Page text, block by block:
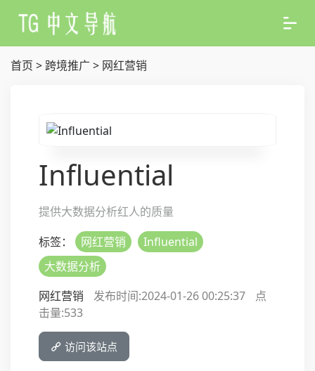
首页 > 跨境推广 > 网红营销
Influential
提供大数据分析红人的质量
标签：
网红营销
Influential
大数据分析
网红营销
发布时间:2024-01-26 00:25:37
点
击量:533
访问该站点